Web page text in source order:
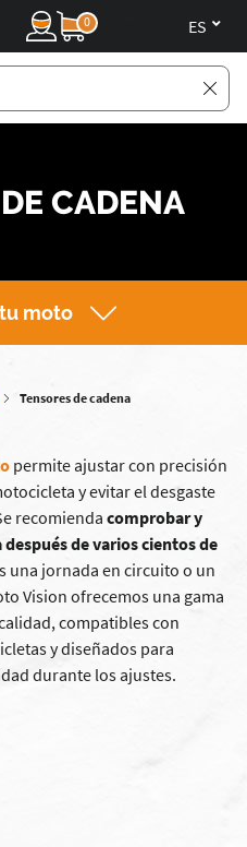
0
CADENA
moto
Tensores de cadena
permite ajustar con precisión
y evitar el desgaste
recomienda comprobar y
de varios cientos de
una jornada en circuito o un
Vision ofrecemos una gama
compatibles con
y diseñados para
durante los ajustes.